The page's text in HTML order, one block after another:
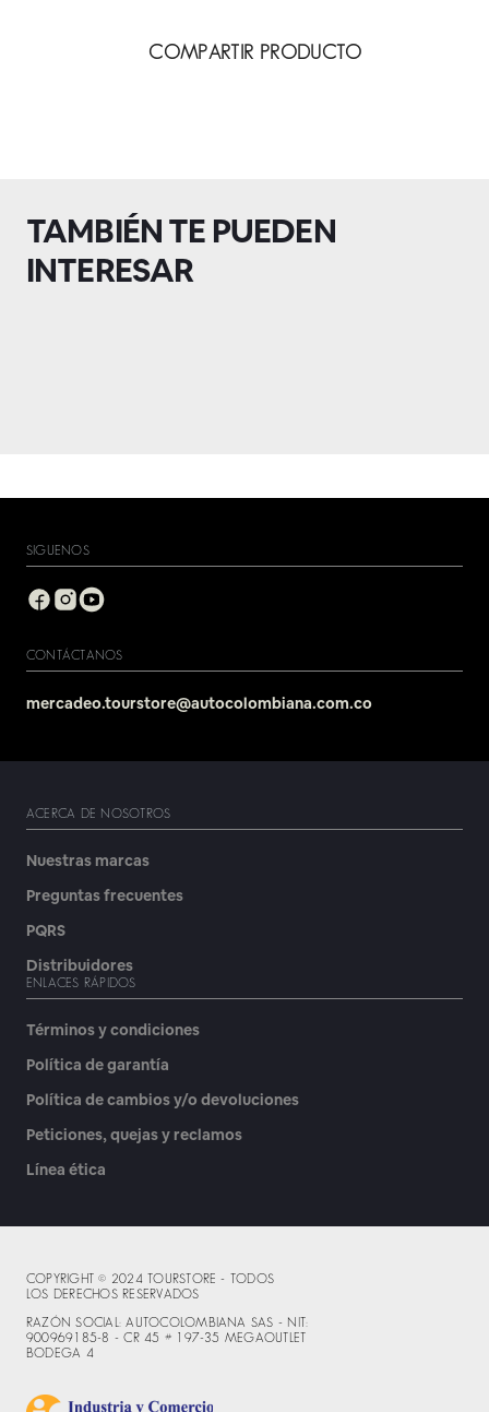
COMPARTIR PRODUCTO
TAMBIÉN TE PUEDEN
INTERESAR
SIGUENOS
CONTÁCTANOS
mercadeo.tourstore@autocolombiana.com.co
ACERCA DE NOSOTROS
Nuestras marcas
Preguntas frecuentes
PQRS
Distribuidores
ENLACES RÁPIDOS
Términos y condiciones
Política de garantía
Política de cambios y/o devoluciones
Peticiones, quejas y reclamos
Línea ética
COPYRIGHT © 2024 TOURSTORE - TODOS
LOS DERECHOS RESERVADOS
RAZÓN SOCIAL: AUTOCOLOMBIANA SAS - NIT:
900969185-8 - CR 45 # 197-35 MEGAOUTLET
BODEGA 4